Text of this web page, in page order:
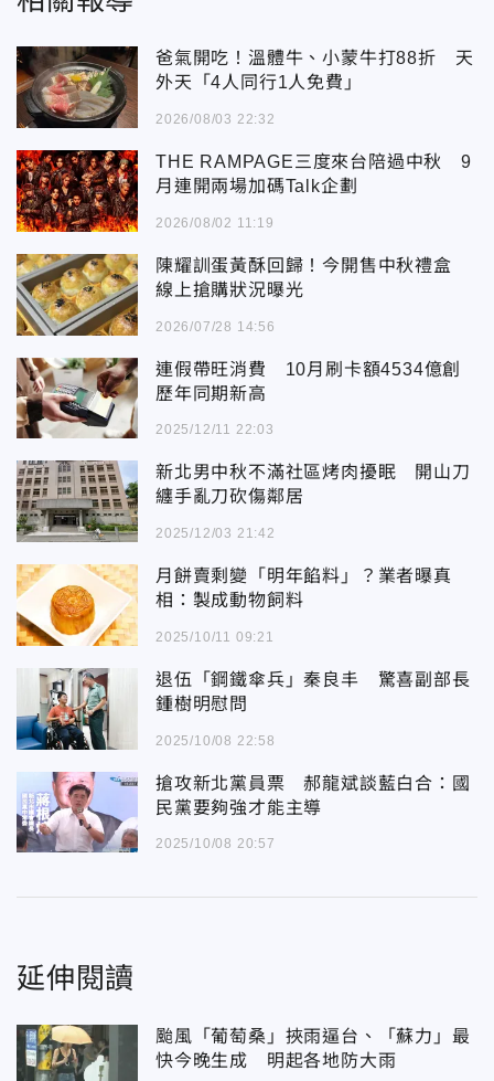
爸氣開吃！溫體牛、小蒙牛打88折 天
外天「4人同行1人免費」
2026/08/03 22:32
THE RAMPAGE三度來台陪過中秋 9
月連開兩場加碼Talk企劃
2026/08/02 11:19
陳耀訓蛋黃酥回歸！今開售中秋禮盒
線上搶購狀況曝光
2026/07/28 14:56
連假帶旺消費 10月刷卡額4534億創
歷年同期新高
2025/12/11 22:03
新北男中秋不滿社區烤肉擾眠 開山刀
纏手亂刀砍傷鄰居
2025/12/03 21:42
月餅賣剩變「明年餡料」？業者曝真
相：製成動物飼料
2025/10/11 09:21
退伍「鋼鐵傘兵」秦良丰 驚喜副部長
鍾樹明慰問
2025/10/08 22:58
搶攻新北黨員票 郝龍斌談藍白合：國
民黨要夠強才能主導
2025/10/08 20:57
延伸閱讀
颱風「葡萄桑」挾雨逼台、「蘇力」最
快今晚生成 明起各地防大雨